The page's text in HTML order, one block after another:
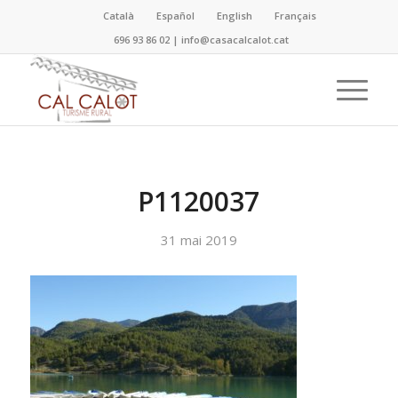
Català Español English
Français
696 93 86 02 |info@casacalcalot.cat
P1120037
31 mai 2019